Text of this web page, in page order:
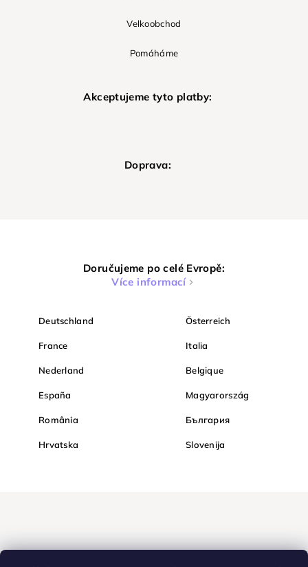
Velkoobchod
Pomáháme
Akceptujeme tyto platby:
Doprava:
Doručujeme po celé Evropě:
Více informací
Deutschland Österreich
France Italia
Nederland Belgique
España Magyarország
România България
Hrvatska Slovenija